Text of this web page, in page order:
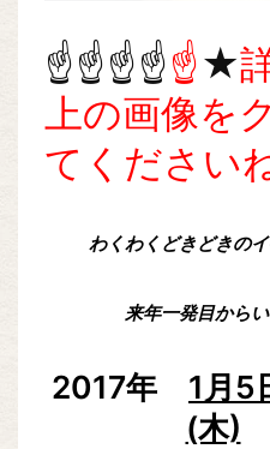
☝☝☝☝☝★
上の画像を
てください
わくわくどきどきの
来年一発目から
2017年 1月5
(木)